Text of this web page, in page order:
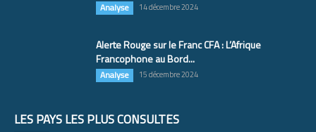
Analyse 14 décembre 2024
Alerte Rouge sur le Franc CFA : L’Afrique
Francophone au Bord...
Analyse 15 décembre 2024
LES PAYS LES PLUS CONSULTÉS